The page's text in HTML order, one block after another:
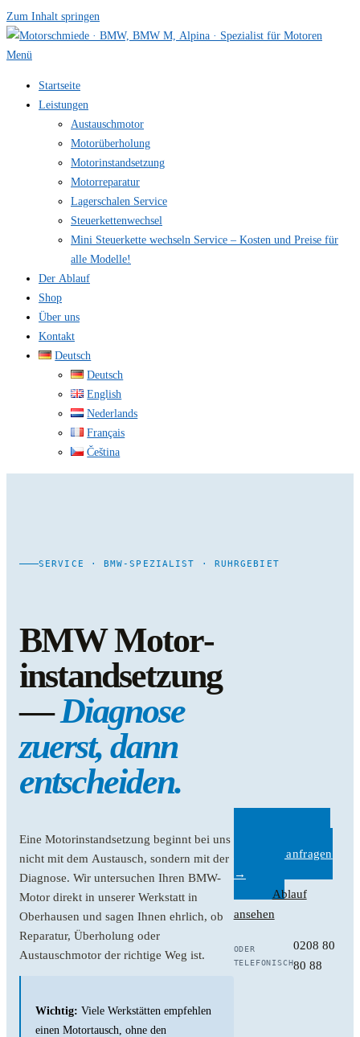
Zum Inhalt springen
Menü
Startseite
Leistungen
Austauschmotor
Motorüberholung
Motorinstandsetzung
Motorreparatur
Lagerschalen Service
Steuerkettenwechsel
Mini Steuer­kette wechseln Service – Kosten und Preise für
alle Modelle!
Der Ablauf
Shop
Über uns
Kontakt
Deutsch
Deutsch
English
Nederlands
Français
Čeština
SERVICE · BMW-SPEZIALIST · RUHRGEBIET
BMW Motor­
instandsetzung
—Diagnose
zuerst, dann
entscheiden.
Eine Motorinstandsetzung beginnt bei uns
nicht mit dem Austausch, sondern mit der
Diagnose. Wir untersuchen Ihren BMW-
Motor direkt in unserer Werkstatt in
Oberhausen und sagen Ihnen ehrlich, ob
Reparatur, Überholung oder
Austauschmotor der richtige Weg ist.
Wichtig: Viele Werkstätten empfehlen
einen Motortausch, ohne den
Diagnose anfragen
→
Ablauf
ansehen
ODER
TELEFONISCH
0208 80
80 88